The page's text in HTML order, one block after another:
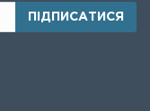
ПІДПИСАТИСЯ